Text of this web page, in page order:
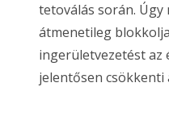
tetoválás során.
átmenetileg
ingerületvezetést az
jelentősen csökkenti